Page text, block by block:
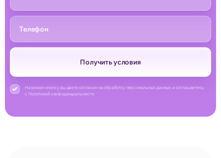
Получить условия
Нажимая кнопку, вы даете согласие на обработку персональных данных и соглашаетесь
с Политикой конфиденциальности